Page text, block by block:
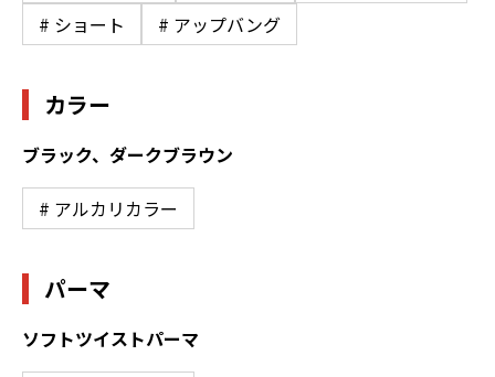
# ショート
# アップバング
カラー
ブラック、ダークブラウン
# アルカリカラー
パーマ
ソフトツイストパーマ